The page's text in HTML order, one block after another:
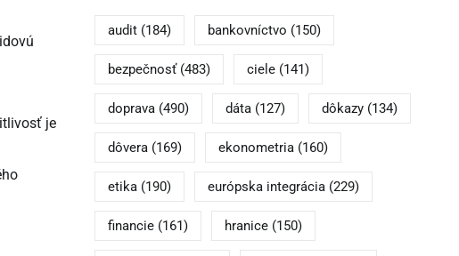
je
audit(184) bankovníctvo (150)
bezpečnosť(483) ciele(141)
doprava(490) dáta(127) dôkazy(134)
dôvera(169) ekonometria(160)
etika(190) európska integrácia(229)
financie(161) hranice(150)